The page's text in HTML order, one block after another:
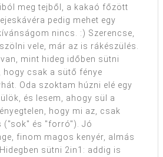
meg tejből, a kakaó főzött
pedig mehet egy
nincs. :) Szerencse,
vele, már az is rákészülés.
mint hideg időben sütni
hogy csak a sütő fénye
Oda szoktam húzni elé egy
és lesem, ahogy sül a
hogy mi az, csak
("sok" és "forró"). Jó
finom magos kenyér, almás
sütni 2in1: addig is